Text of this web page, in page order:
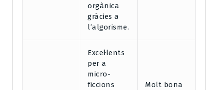
orgànica
gràcies a
l’algorisme.
Excel·lents
per a
micro-
ficcions
Molt bona